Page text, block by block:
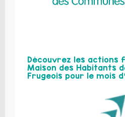
Découvrez les actions
Maison des Habitants
Frugeois pour le mois